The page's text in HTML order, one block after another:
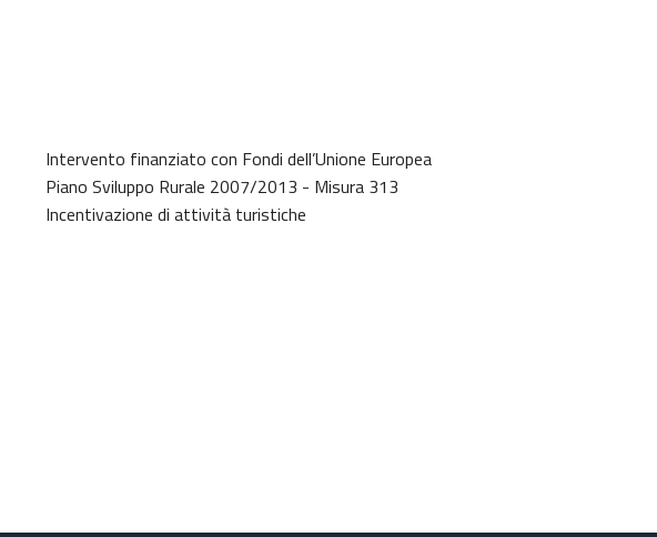
Intervento finanziato con Fondi dell’Unione Europea
Piano Sviluppo Rurale 2007/2013 - Misura 313
Incentivazione di attività turistiche